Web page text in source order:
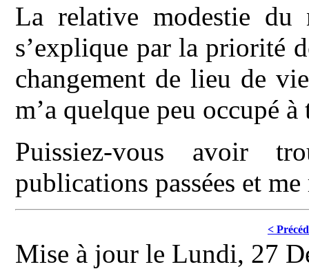
La relative modestie du
s’explique par la priorité
changement de lieu de
m’a quelque peu occupé
Puissiez-vous avoir
publications passées et
<
Mise à jour le Lundi, 27